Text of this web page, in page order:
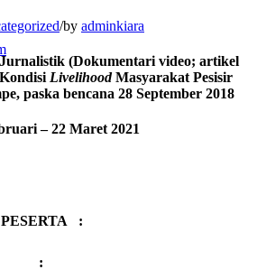
/by adminkiara
(Dokumentari video; artikel
LivelihoodMasyarakat Pesisir
paska bencana 28 September 2018
– 22 Maret 2021
:
: